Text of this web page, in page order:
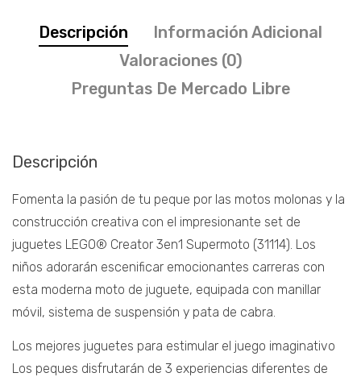
Descripción
Información Adicional
Valoraciones (0)
Preguntas De Mercado Libre
Descripción
Fomenta la pasión de tu peque por las motos molonas y la
construcción creativa con el impresionante set de
juguetes LEGO® Creator 3en1 Supermoto (31114). Los
niños adorarán escenificar emocionantes carreras con
esta moderna moto de juguete, equipada con manillar
móvil, sistema de suspensión y pata de cabra.
Los mejores juguetes para estimular el juego imaginativo
Los peques disfrutarán de 3 experiencias diferentes de